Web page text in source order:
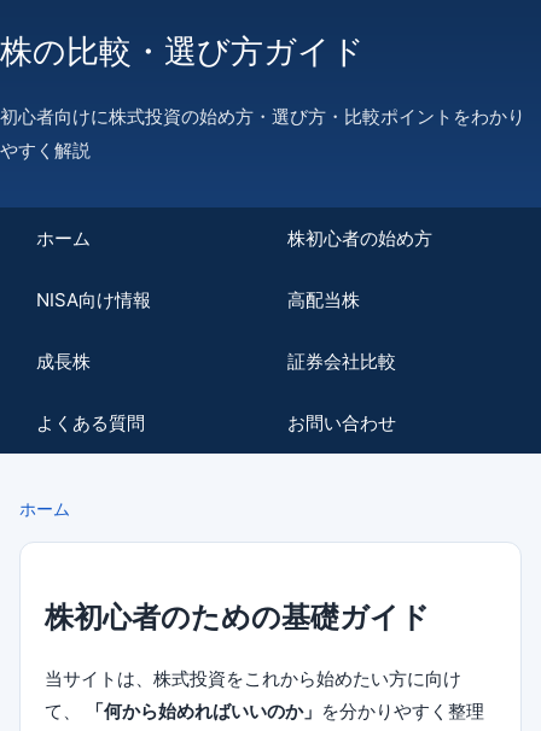
株の比較・選び方ガイド
初心者向けに株式投資の始め方・選び方・比較ポイントをわかり
やすく解説
ホーム 株初心者の始め方
NISA向け情報 高配当株
成長株 証券会社比較
よくある質問 お問い合わせ
ホーム
株初心者のための基礎ガイド
当サイトは、株式投資をこれから始めたい方に向け
て、
「何から始めればいいのか」 を分かりやすく整理